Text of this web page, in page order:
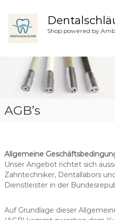
Shop powered by
AGB’s
Allgemeine
Unser Angebot richtet sich
Zahntechniker, Dentallabors
Dienstleister in der
Auf Grundlage dieser